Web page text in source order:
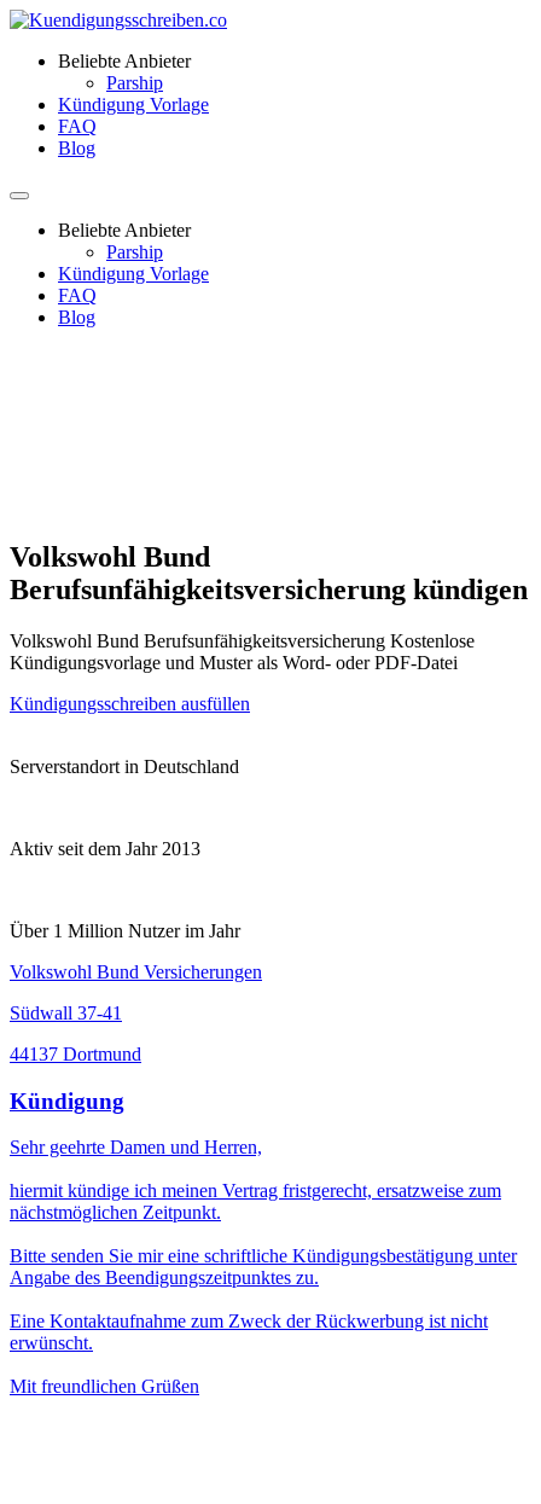
Beliebte Anbieter
Parship
Kündigung Vorlage
FAQ
Blog
Beliebte Anbieter
Parship
Kündigung Vorlage
FAQ
Blog
Volkswohl Bund
Berufsunfähigkeitsversicherung kündigen
Volkswohl Bund Berufsunfähigkeitsversicherung Kostenlose
Kündigungsvorlage und Muster als Word- oder PDF-Datei
Kündigungsschreiben ausfüllen
Serverstandort in Deutschland
Aktiv seit dem Jahr 2013
Über 1 Million Nutzer im Jahr
Volkswohl Bund Versicherungen
Südwall 37-41
44137 Dortmund
Kündigung
Sehr geehrte Damen und Herren,
hiermit kündige ich meinen Vertrag fristgerecht, ersatzweise zum
nächstmöglichen Zeitpunkt.
Bitte senden Sie mir eine schriftliche Kündigungsbestätigung unter
Angabe des Beendigungszeitpunktes zu.
Eine Kontaktaufnahme zum Zweck der Rückwerbung ist nicht
erwünscht.
Mit freundlichen Grüßen